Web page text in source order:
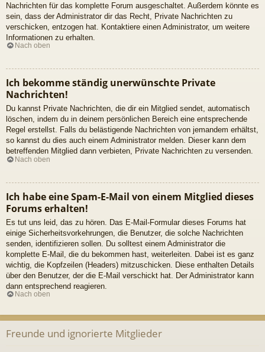
Nachrichten für das komplette Forum ausgeschaltet. Außerdem könnte es
sein, dass der Administrator dir das Recht, Private Nachrichten zu
verschicken, entzogen hat. Kontaktiere einen Administrator, um weitere
Informationen zu erhalten.
Nach oben
Ich bekomme ständig unerwünschte Private
Nachrichten!
Du kannst Private Nachrichten, die dir ein Mitglied sendet, automatisch
löschen, indem du in deinem persönlichen Bereich eine entsprechende
Regel erstellst. Falls du belästigende Nachrichten von jemandem erhältst,
so kannst du dies auch einem Administrator melden. Dieser kann dem
betreffenden Mitglied dann verbieten, Private Nachrichten zu versenden.
Nach oben
Ich habe eine Spam-E-Mail von einem Mitglied dieses
Forums erhalten!
Es tut uns leid, das zu hören. Das E-Mail-Formular dieses Forums hat
einige Sicherheitsvorkehrungen, die Benutzer, die solche Nachrichten
senden, identifizieren sollen. Du solltest einem Administrator die
komplette E-Mail, die du bekommen hast, weiterleiten. Dabei ist es ganz
wichtig, die Kopfzeilen (Headers) mitzuschicken. Diese enthalten Details
über den Benutzer, der die E-Mail verschickt hat. Der Administrator kann
dann entsprechend reagieren.
Nach oben
Freunde und ignorierte Mitglieder